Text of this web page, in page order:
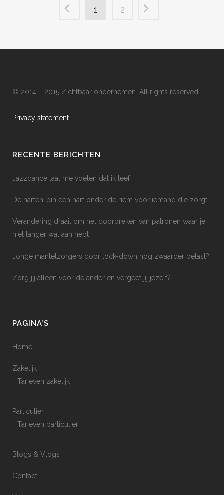
1 2
© 2014 – 2015 Zichtbaar ondernemen. All rights reserved.
Privacy statement
RECENTE BERICHTEN
Jazzdance laat me voelen dat ik leef
De harten-pin een hart onder de riem voor iemand die zorgt
Verandering draait om het doorbreken van patronen waar je
niet langer wat aan hebt
Jonge mantelzorgers door lock-down nog zwaarder belast?
Zorg jij alleen voor de ander en vergeet jij jezelf?
PAGINA’S
Home
Zakelijk
Tarieven zakelijk
Particulier
Tarieven particulier
Blogs & Vlogs
Contact